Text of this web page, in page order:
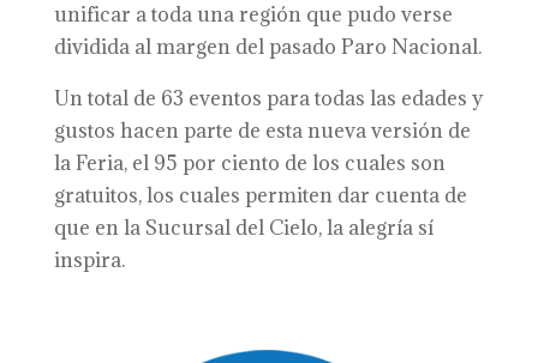
unificar a toda una región que pudo verse
dividida al margen del pasado Paro Nacional.
Un total de 63 eventos para todas las edades y
gustos hacen parte de esta nueva versión de
la Feria, el 95 por ciento de los cuales son
gratuitos, los cuales permiten dar cuenta de
que en la Sucursal del Cielo, la alegría sí
inspira.